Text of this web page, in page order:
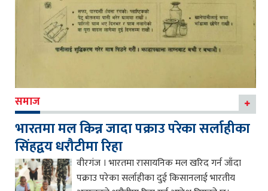
समाज
भारतमा मल किन्न जादा पक्राउ परेका सर्लाहीका
सिंहद्वय धरौटीमा रिहा
वीरगंज । भारतमा रासायनिक मल खरिद गर्न जाँदा
पक्राउ परेका सर्लाहीका दुई किसानलाई भारतीय